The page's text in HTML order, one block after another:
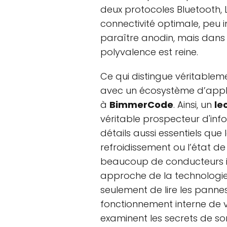
deux protocoles Bluetooth,
connectivité optimale, peu
paraître anodin, mais dans
polyvalence est reine.
Ce qui distingue
avec un écosystème
à BimmerCode. Ainsi, un
véritable prospecteur
détails aussi essentiels
refroidissement ou l’état
beaucoup de conducteurs
approche de la
seulement de lire les
fonctionnement interne de
examinent les secrets de